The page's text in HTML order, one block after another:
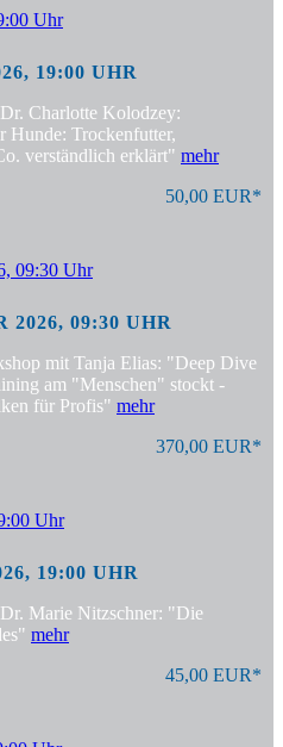
19:00 UHR
Charlotte Kolodzey:
Hunde: Trockenfutter,
verständlich erklärt" mehr
50,00 EUR*
2026, 09:30 UHR
mit Tanja Elias: "Deep Dive
am "Menschen" stockt -
für Profis" mehr
370,00 EUR*
19:00 UHR
Marie Nitzschner: "Die
mehr
45,00 EUR*